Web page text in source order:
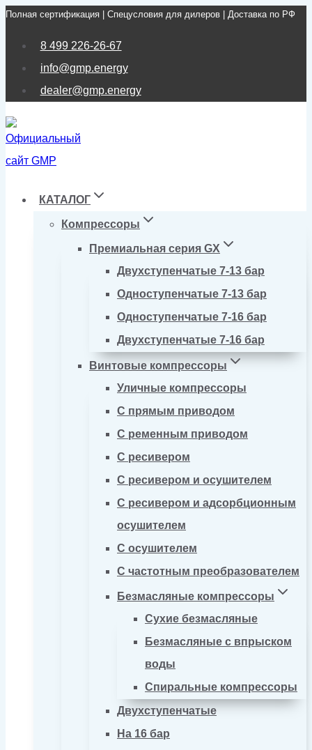
Перейти
Полная сертификация | Спецусловия для дилеров | Доставка по РФ
8 499 226-26-67
info@gmp.energy
dealer@gmp.energy
КАТАЛОГ
Компрессоры
Премиальная серия GX
Двухступенчатые 7-13 бар
Одноступенчатые 7-13 бар
Одноступенчатые 7-16 бар
Двухступенчатые 7-16 бар
Винтовые компрессоры
Уличные компрессоры
С прямым приводом
С ременным приводом
С ресивером
С ресивером и осушителем
С ресивером и адсорбционным
осушителем
С осушителем
С частотным преобразователем
Безмасляные компрессоры
Сухие безмасляные
Безмасляные с впрыском
воды
Спиральные компрессоры
Двухступенчатые
На 16 бар